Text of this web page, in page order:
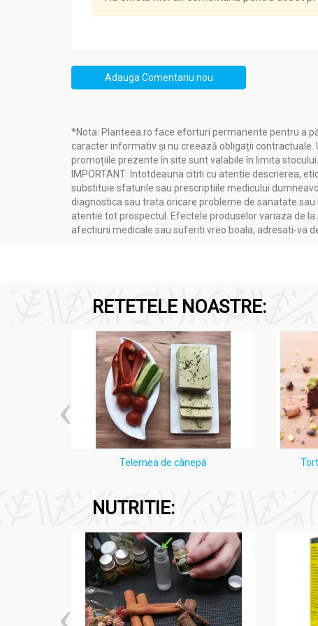
leucemie.
dar și apariția pubertății precoce sau a
Noduli tiroidieni, afecțiuni tiroidiene în
Precautii si contraindicatii:Contraindicat
Administrare
Zinc Seleniu C 60cps - DVR PHARM
Adauga Comentariu nou
*Nota: Planteea.ro face eforturi permanente pentru a
caracter informativ și nu creează obligații
promoțiile prezente în site sunt valabile în limita stocului.
IMPORTANT: Intotdeauna cititi cu atentie descrierea,
substituie sfaturile sau prescriptiile medicului
diagnostica sau trata oricare probleme de sanatate
atentie tot prospectul. Efectele produselor variaza de
afectiuni medicale sau suferiti vreo boala, adresati-va
RETETELE NOASTRE:
Telemea de cânepă
NUTRITIE: